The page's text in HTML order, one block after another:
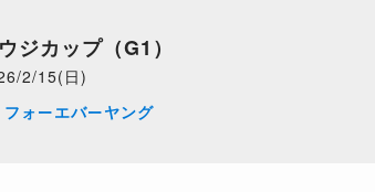
ジカップ（G1）
2/15(日)
フォーエバーヤング